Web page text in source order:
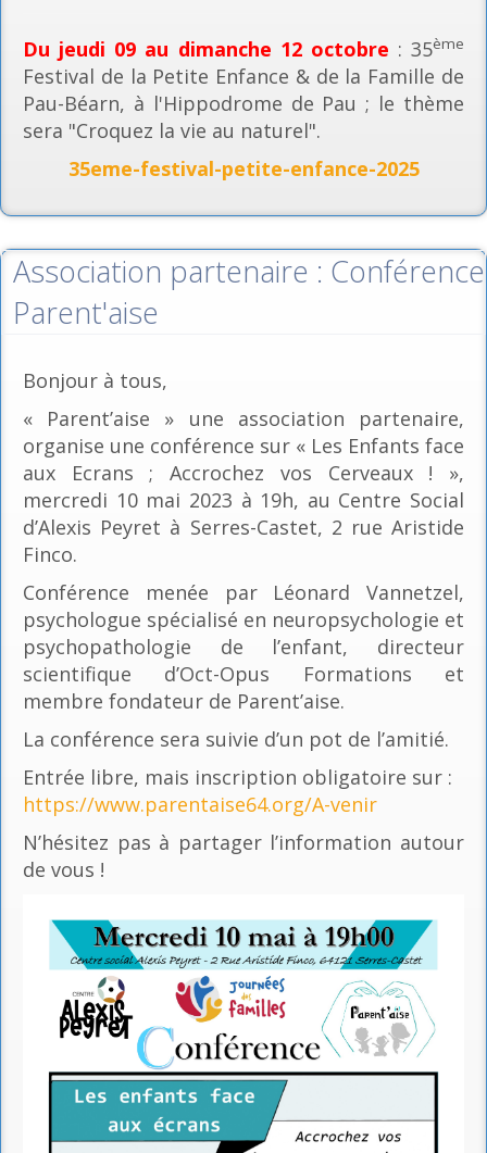
Du jeudi 09 au dimanche 12 octobre : 35ème
Festival de la Petite Enfance & de la Famille de
Pau-Béarn, à l'Hippodrome de Pau ; le thème
sera "Croquez la vie au naturel".
35eme-festival-petite-enfance-2025
Association partenaire : Conférence
Parent'aise
Bonjour à tous,
« Parent’aise » une association partenaire,
organise une conférence sur « Les Enfants face
aux Ecrans ; Accrochez vos Cerveaux ! »,
mercredi 10 mai 2023 à 19h, au Centre Social
d’Alexis Peyret à Serres-Castet, 2 rue Aristide
Finco.
Conférence menée par Léonard Vannetzel,
psychologue spécialisé en neuropsychologie et
psychopathologie de l’enfant, directeur
scientifique d’Oct-Opus Formations et
membre fondateur de Parent’aise.
La conférence sera suivie d’un pot de l’amitié.
Entrée libre, mais inscription obligatoire sur :
https://www.parentaise64.org/A-venir
N’hésitez pas à partager l’information autour
de vous !